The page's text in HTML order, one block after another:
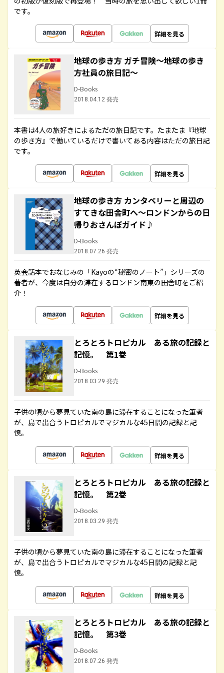
です。
詳細を見る
地球の歩き方 ガチ冒険～地球の歩き
方社員の旅日記～
D-Books
2018.04.12 発売
本書は4人の旅好きによるただの旅日記です。たまたま『地球
の歩き方』で働いているだけで書いてある内容はただの旅日記
です。
詳細を見る
地球の歩き方 カンタベリーと周辺の
すてきな田舎町へ～ロンドンからの日
帰りおさんぽガイド♪
D-Books
2018.07.26 発売
英会話本でおなじみの「Kayoの“秘密のノート”」シリーズの
著者が、今度は自分の滞在するロンドン南東の田舎町をご紹
介！
詳細を見る
とろとろトロピカル ある旅の記録と
記憶。 第1巻
D-Books
2018.03.29 発売
子供の頃から夢見ていた南の島に滞在することになった筆者
が、島で出合うトロピカルでマジカルな45日間の記録と記
憶。
詳細を見る
とろとろトロピカル ある旅の記録と
記憶。 第2巻
D-Books
2018.03.29 発売
子供の頃から夢見ていた南の島に滞在することになった筆者
が、島で出合うトロピカルでマジカルな45日間の記録と記
憶。
詳細を見る
とろとろトロピカル ある旅の記録と
記憶。 第3巻
D-Books
2018.07.26 発売